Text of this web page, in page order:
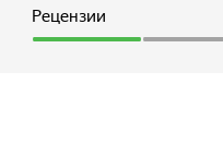
Рецензии